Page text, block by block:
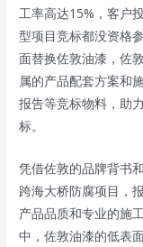
工率高达15%，客户
型项目竞标都没资格
面替换佐敦油漆，佐
属的产品配套方案和
报告等竞标物料，助
标。
凭借佐敦的品牌背书
跨海大桥防腐项目，
产品品质和专业的施
中，佐敦油漆的低表